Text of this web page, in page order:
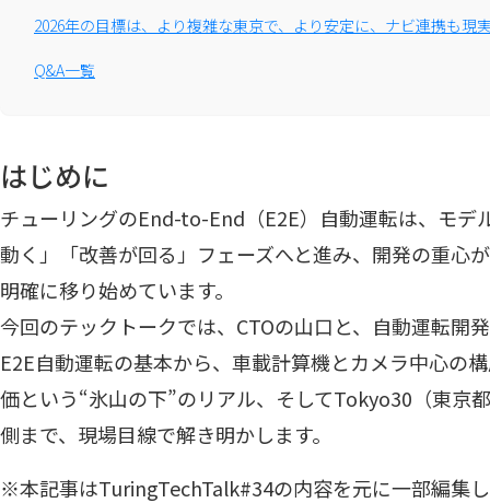
2026年の目標は、より複雑な東京で、より安定に、ナビ連携も現
Q&A一覧
はじめに
チューリングのEnd-to-End（E2E）自動運転は、モデ
動く」「改善が回る」フェーズへと進み、開発の重心
明確に移り始めています。
今回のテックトークでは、CTOの山口と、自動運転開
E2E自動運転の基本から、車載計算機とカメラ中心の
価という“氷山の下”のリアル、そしてTokyo30（東京
側まで、現場目線で解き明かします。
※本記事はTuringTechTalk#34の内容を元に一部編集